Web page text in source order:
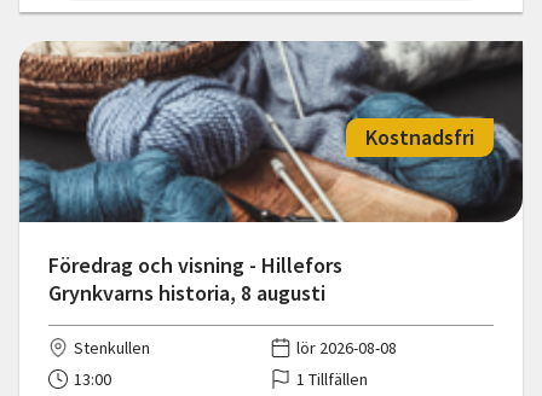
Föredrag och visning - Hillefors
Grynkvarns historia, 8 augusti
Kostnadsfri
Stenkullen
lör 2026-08-08
13:00
1 Tillfällen